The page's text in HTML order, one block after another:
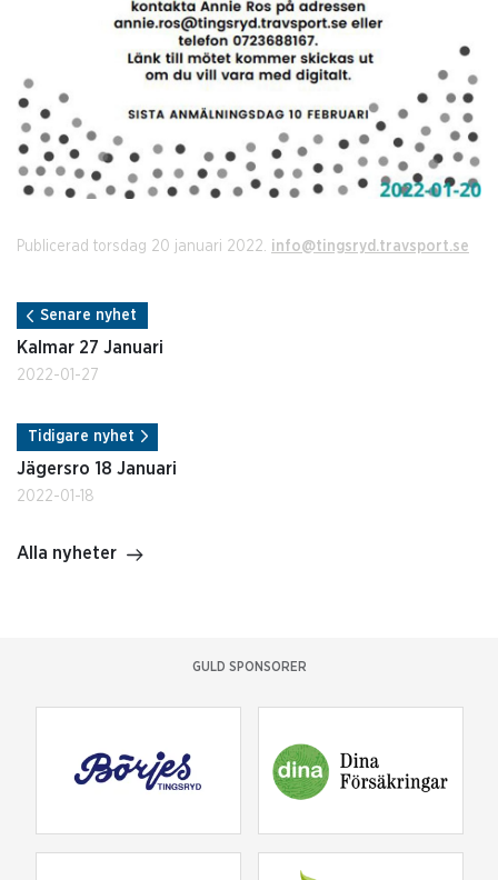
Publicerad torsdag 20 januari 2022. info@tingsryd.travsport.se
Senare nyhet
Kalmar 27 Januari
2022-01-27
Tidigare nyhet
Jägersro 18 Januari
2022-01-18
Alla nyheter
GULD SPONSORER